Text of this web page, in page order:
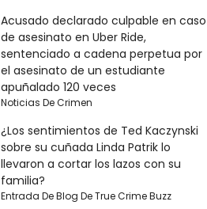
Acusado declarado culpable en caso
de asesinato en Uber Ride,
sentenciado a cadena perpetua por
el asesinato de un estudiante
apuñalado 120 veces
Noticias De Crimen
¿Los sentimientos de Ted Kaczynski
sobre su cuñada Linda Patrik lo
llevaron a cortar los lazos con su
familia?
Entrada De Blog De True Crime Buzz